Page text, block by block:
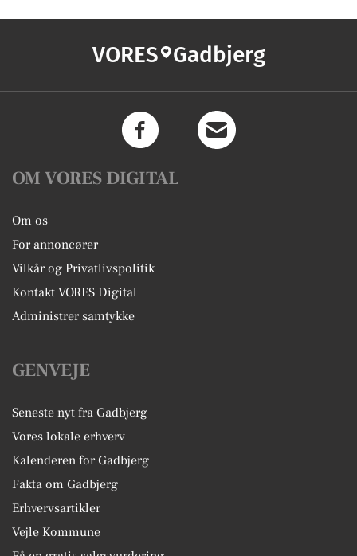
VORES Gadbjerg
OM VORES DIGITAL
Om os
For annoncører
Vilkår og Privatlivspolitik
Kontakt VORES Digital
Administrer samtykke
GENVEJE
Seneste nyt fra Gadbjerg
Vores lokale erhverv
Kalenderen for Gadbjerg
Fakta om Gadbjerg
Erhvervsartikler
Vejle Kommune